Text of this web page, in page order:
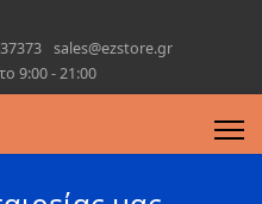
sales@ezstore.gr
9:00 - 21:00